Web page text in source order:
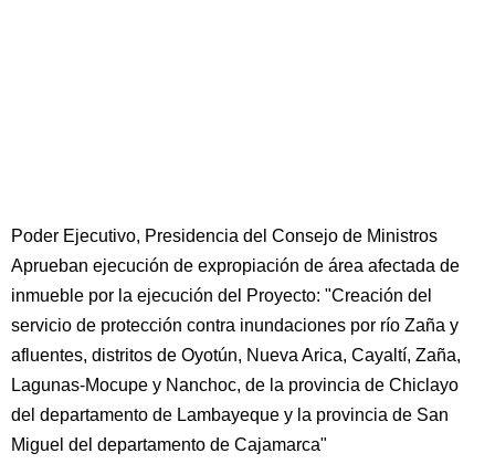
Poder Ejecutivo, Presidencia del Consejo de Ministros
Aprueban ejecución de expropiación de área afectada de
inmueble por la ejecución del Proyecto: "Creación del
servicio de protección contra inundaciones por río Zaña y
afluentes, distritos de Oyotún, Nueva Arica, Cayaltí, Zaña,
Lagunas-Mocupe y Nanchoc, de la provincia de Chiclayo
del departamento de Lambayeque y la provincia de San
Miguel del departamento de Cajamarca"